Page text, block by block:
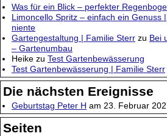
Was für ein Blick – perfekter
Limoncello Spritz – einfach ein Genuss
niente
Gartengestaltung | Familie Sterr zu Bei
– Gartenumbau
Heike zu Test Gartenbewässerung
Test Gartenbewässerung | Familie Sterr
Die nächsten Ereignisse
Geburtstag Peter H am 23. Februar
Seiten